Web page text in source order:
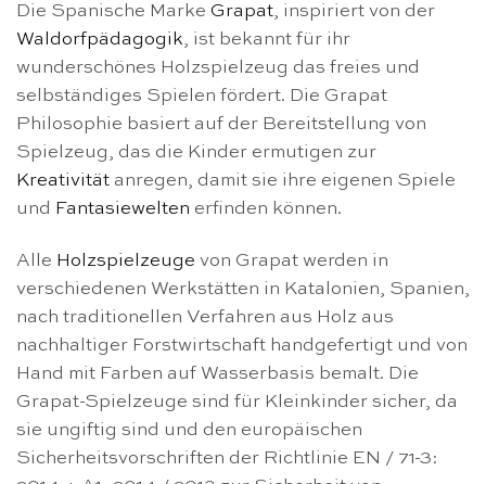
Die Spanische Marke Grapat, inspiriert von der
Waldorfpädagogik, ist bekannt für ihr
wunderschönes Holzspielzeug das freies und
selbständiges Spielen fördert. Die Grapat
Philosophie basiert auf der Bereitstellung von
Spielzeug, das die Kinder ermutigen zur
Kreativität anregen, damit sie ihre eigenen Spiele
und Fantasiewelten erfinden können.
Alle Holzspielzeuge von Grapat werden in
verschiedenen Werkstätten in Katalonien, Spanien,
nach traditionellen Verfahren aus Holz aus
nachhaltiger Forstwirtschaft handgefertigt und von
Hand mit Farben auf Wasserbasis bemalt. Die
Grapat-Spielzeuge sind für Kleinkinder sicher, da
sie ungiftig sind und den europäischen
Sicherheitsvorschriften der Richtlinie EN / 71-3: